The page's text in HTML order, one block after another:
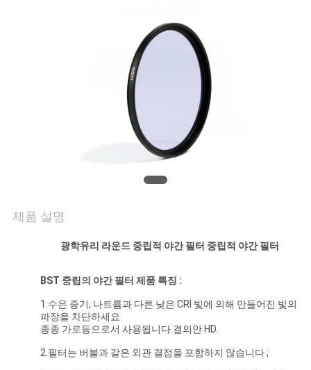
제품 설명
광학유리 라운드 중립적 야간 필터 중립적 야간 필터
BST 중립의 야간 필터 제품 특징 :
1.수은 증기, 나트륨과 다른 낮은 CRI 빛에 의해 만들어진 빛의
파장을 차단하세요
종종 가로등으로서 사용됩니다.결의안 HD.
2.필터는 버블과 같은 외관 결점을 포함하지 않습니다 ;